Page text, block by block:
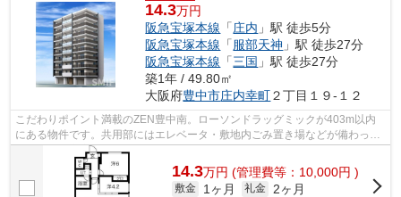
14.3万円
阪急宝塚本線 「庄内 」駅 徒歩5分
阪急宝塚本線 「服部天神 」駅 徒歩27分
阪急宝塚本線 「三国 」駅 徒歩27分
築1年 / 49.80㎡
大阪府豊中市庄内幸町２丁目１９-１２
こだわりポイント満載のZEN豊中南。ローソンドラッグミックが403m以内
にある物件です。共用部にはエレベータ・敷地内ごみ置き場などが備わって
おりとても充実しています。こちらの物件...
14.3万円 (管理費等：10,000円 )
敷金 1ヶ月 礼金
2ヶ月